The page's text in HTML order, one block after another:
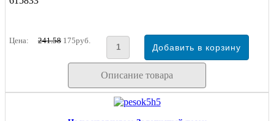
Цена: 241.58 175руб.
Описание товара